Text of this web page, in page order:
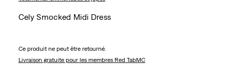
Cely Smocked Midi Dress
Ce produit ne peut être retourné.
Livraison gratuitepour les membres Red TabMC